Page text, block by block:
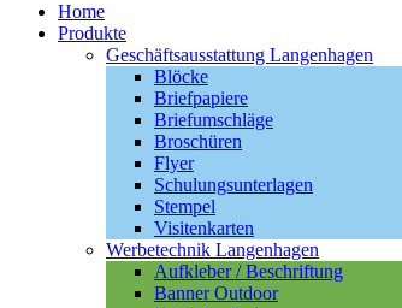
Home
Produkte
Geschäftsausstattung Langenhagen
Blöcke
Briefpapiere
Briefumschläge
Broschüren
Flyer
Schulungsunterlagen
Stempel
Visitenkarten
Werbetechnik Langenhagen
Aufkleber / Beschriftung
Banner Outdoor